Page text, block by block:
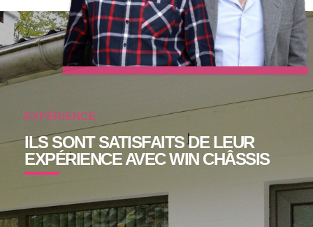
EXPÉRIENCE
ILS SONT SATISFAITS DE LEUR
EXPÉRIENCE AVEC WIN CHÂSSIS